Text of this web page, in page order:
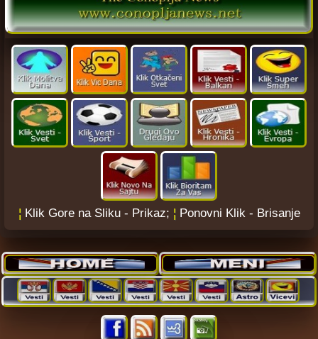
¦ Klik Gore na Sliku - Prikaz; ¦ Ponovni Klik - Brisanje